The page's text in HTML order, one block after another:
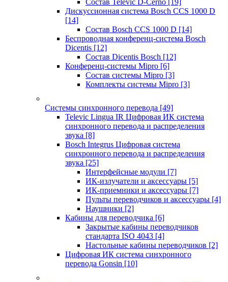
Состав Televic D-Cerno [19]
Дискуссионная система Bosch CCS 1000 D
[14]
Состав Bosch CCS 1000 D [14]
Беспроводная конференц-система Bosch
Dicentis [12]
Состав Dicentis Bosch [12]
Конференц-системы Mipro [6]
Состав системы Mipro [3]
Комплекты системы Mipro [3]
Системы синхронного перевода [49]
Televic Lingua IR Цифровая ИК система
синхронного перевода и распределения
звука [8]
Bosch Integrus Цифровая система
синхронного перевода и распределения
звука [25]
Интерфейсные модули [7]
ИК-излучатели и аксессуары [5]
ИК-приемники и аксессуары [7]
Пульты переводчиков и аксессуары [4]
Наушники [2]
Кабины для переводчика [6]
Закрытые кабины переводчиков
стандарта ISO 4043 [4]
Настольные кабины переводчиков [2]
Цифровая ИК система синхронного
перевода Gonsin [10]